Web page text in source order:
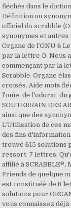
fléchés dans le
Définition ou
officiel du scrabble
synonymes et
Organe de l’ONU 6
par la lettre O. Nous
commençant par la
Scrabble. Organe
croisés. Aide mots
l'ouïe, de l'odorat, du
SOUTERRAIN DES
ainsi que des
L'Utilisation de ces
des fins
trouvé 615 solutions
ressort: 7 lettres:
affilié à
Friends de quelque
est constituéè de 8
solutions pour
vous connaissez